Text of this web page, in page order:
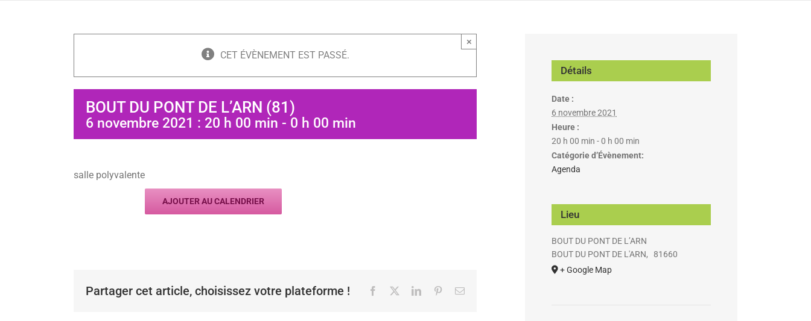
CET ÉVÈNEMENT EST PASSÉ.
×
BOUT DU PONT DE L’ARN (81)
6 novembre 2021 : 20 h 00 min - 0 h 00 min
salle polyvalente
AJOUTER AU CALENDRIER
Partager cet article, choisissez votre plateforme ! Facebook LinkedInPinterestEmail
Détails
Date :
6 novembre 2021
Heure :
20 h 00 min - 0 h 00 min
Catégorie d’Évènement:
Agenda
Lieu
BOUT DU PONT DE L’ARN
BOUT DU PONT DE L'ARN,
81660
+ Google Map